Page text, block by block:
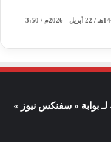
الأربعاء - 5 ذو القعدة - 1447هـ / 22 أبريل - 2026م / 3:50
بوابة « سفنكس نيوز »